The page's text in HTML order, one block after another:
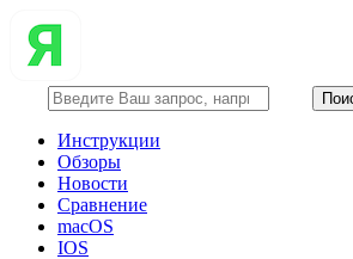
Инструкции
Обзоры
Новости
Сравнение
macOS
IOS